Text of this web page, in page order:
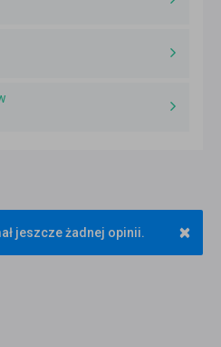
×
jeszcze żadnej opinii.